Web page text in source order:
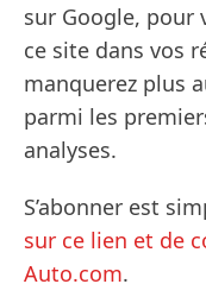
sur Google, pour
ce site dans vos
manquerez plus
parmi les
analyses.
S’abonner est
sur ce lien et de
Auto.com.